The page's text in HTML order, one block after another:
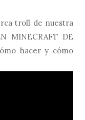
troll de nuestra
MINECRAFT DE
hacer y cómo